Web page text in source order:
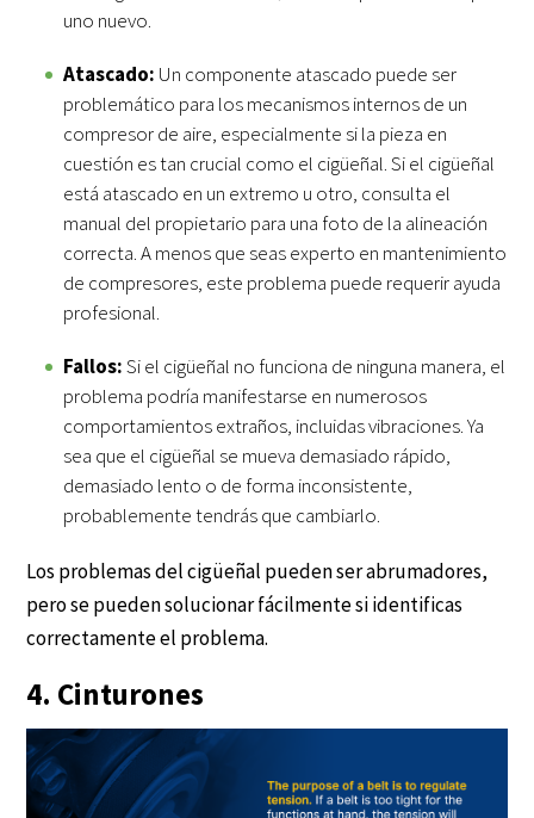
uno nuevo.
Atascado: Un componente atascado puede ser
problemático para los mecanismos internos de un
compresor de aire, especialmente si la pieza en
cuestión es tan crucial como el cigüeñal. Si el cigüeñal
está atascado en un extremo u otro, consulta el
manual del propietario para una foto de la alineación
correcta. A menos que seas experto en mantenimiento
de compresores, este problema puede requerir ayuda
profesional.
Fallos:Si el cigüeñal no funciona de ninguna manera, el
problema podría manifestarse en numerosos
comportamientos extraños, incluidas vibraciones. Ya
sea que el cigüeñal se mueva demasiado rápido,
demasiado lento o de forma inconsistente,
probablemente tendrás que cambiarlo.
Los problemas del cigüeñal pueden ser abrumadores,
pero se pueden solucionar fácilmente si identificas
correctamente el problema.
4. Cinturones